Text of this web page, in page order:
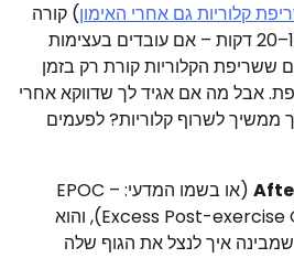
קלוריות גם אחרי האימון) קורה
גם באימונים קצרים של 10–20 דקות – אם עובדים בעצימות
ששריפת הקלוריות קורת רק בזמן
אבל מה אם אגיד לך שדווקא אחרי
ממשיך לשרוף קלוריות? לפעמים
(או בשמו המדעי: EPOC –
Excess Post-exercise Oxygen Consumption), והוא
איך לנצל את הגוף שלה